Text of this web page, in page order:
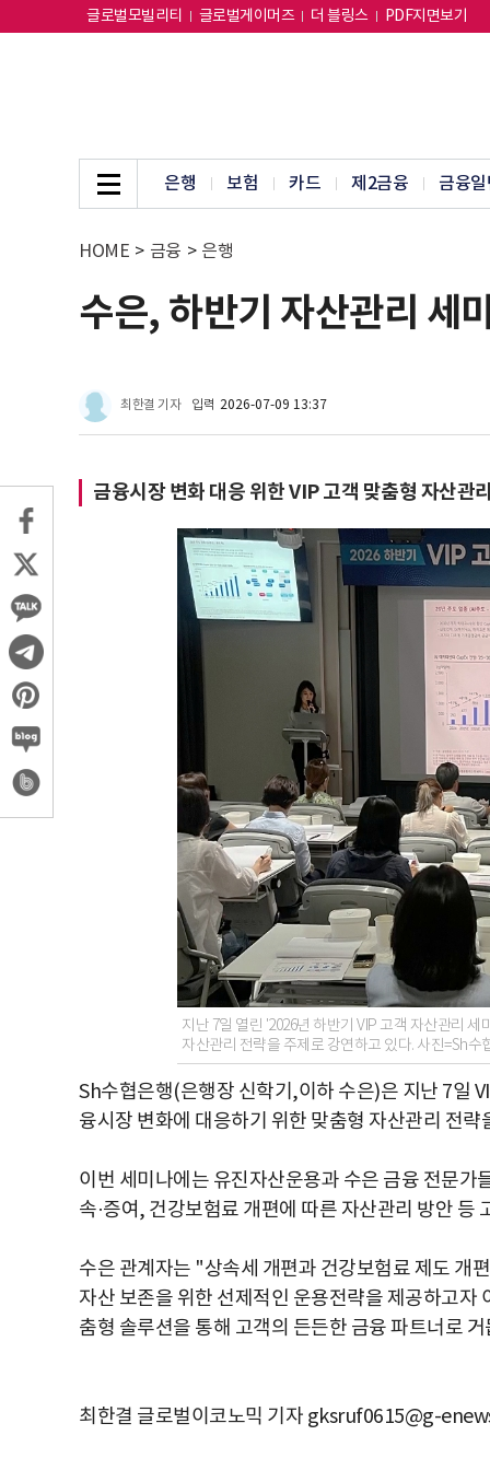
글로벌모빌리티 글로벌게이머즈 더 블링스 PDF지면보기
은행 보험 카드 제2금융 금융일
HOME > 금융 > 은행
수은, 하반기 자산관리 세
최한결 기자 입력 2026-07-09 13:37
금융시장 변화 대응 위한 VIP 고객 맞춤형 자산관
지난 7일 열린 '2026년 하반기 VIP 고객 자산관리
자산관리 전략을 주제로 강연하고 있다. 사진=Sh수
Sh수협은행(은행장 신학기,이하 수은)은 지난 7일
융시장 변화에 대응하기 위한 맞춤형 자산관리 전략
이번 세미나에는 유진자산운용과 수은 금융 전문가
속·증여, 건강보험료 개편에 따른 자산관리 방안 등
수은 관계자는 "상속세 개편과 건강보험료 제도 개
자산 보존을 위한 선제적인 운용전략을 제공하고
춤형 솔루션을 통해 고객의 든든한 금융 파트너로
최한결 글로벌이코노믹 기자 gksruf0615@g-